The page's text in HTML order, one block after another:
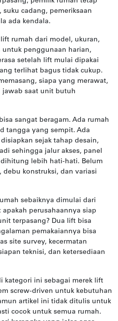
cadang, pemeriksaan
ada kendala.
rumah dari model, ukuran,
untuk penggunaan harian,
setelah lift mulai dipakai
terlihat bagus tidak cukup.
siapa yang merawat,
jawab saat unit butuh
sangat beragam. Ada rumah
tangga yang sempit. Ada
sejak tahap desain,
sehingga jalur akses, panel
lebih hati-hati. Belum
debu konstruksi, dan variasi
sebaiknya dimulai dari
perusahaannya siap
terpasang? Dua lift bisa
pemakaiannya bisa
site survey, kecermatan
teknisi, dan ketersediaan
kategori ini sebagai merek lift
screw-driven untuk kebutuhan
artikel ini tidak ditulis untuk
cocok untuk semua rumah.